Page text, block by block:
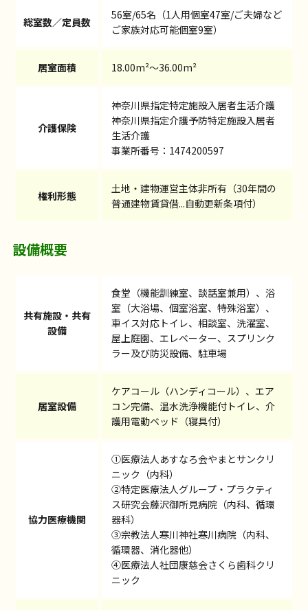
総室数／定員数
56室/65名（1人用個室47室/ご夫婦など
ご家族対応可能個室9室）
居室面積 18.00m²～36.00m²
介護保険
神奈川県指定特定施設入居者生活介護
神奈川県指定介護予防特定施設入居者
生活介護
事業所番号：1474200597
権利形態
土地・建物運営主体非所有（30年間の
普通建物賃貸借...自動更新条項付）
設備概要
共有施設・共有
設備
食堂（機能訓練室、談話室兼用）、浴
室（大浴場、個室浴室、特殊浴室）、
車イス対応トイレ、相談室、洗濯室、
屋上庭園、エレベーター、スプリンク
ラー及び防災設備、駐車場
居室設備
ケアコール（ハンディコール）、エア
コン完備、温水洗浄機能付トイレ、介
護用電動ベッド（寝具付）
協力医療機関
①医療法人あすなろ会やまとサンクリ
ニック（内科）
②特定医療法人グループ・プラクティ
ス研究会藤沢御所見病院（内科、循環
器科）
③宗教法人寒川神社寒川病院（内科、
循環器、消化器他）
④医療法人社団康慈会さくら歯科クリ
ニック